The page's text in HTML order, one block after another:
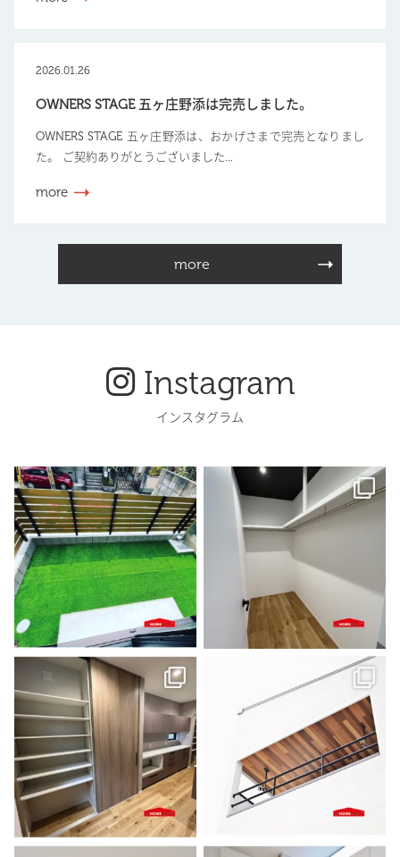
2026.01.26
OWNERS STAGE 五ヶ庄野添は完売しました。
OWNERS STAGE 五ヶ庄野添は、おかげさまで完売となりまし
た。 ご契約ありがとうございました...
more
more
Instagram
インスタグラム